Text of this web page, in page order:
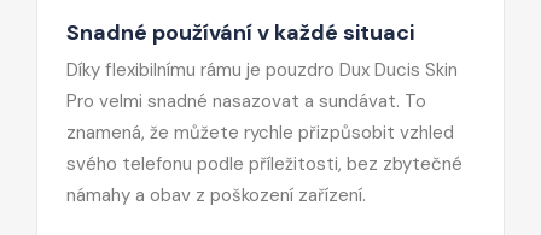
Snadné používání v každé situaci
Díky flexibilnímu rámu je pouzdro Dux Ducis Skin
Pro velmi snadné nasazovat a sundávat. To
znamená, že můžete rychle přizpůsobit vzhled
svého telefonu podle příležitosti, bez zbytečné
námahy a obav z poškození zařízení.